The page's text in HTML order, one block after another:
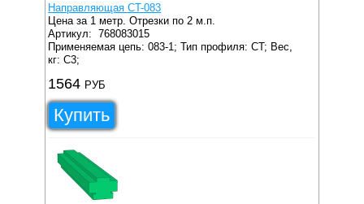
Направляющая CT-083
Цена за 1 метр. Отрезки по 2 м.п.
Артикул:768083015
Применяемая цепь: 083-1; Тип профиля: CT; Вес,
кг: C3;
1564 РУБ
Купить